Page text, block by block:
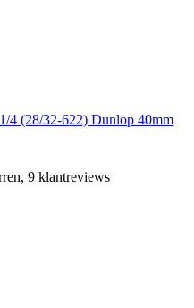
4 (28/32-622) Dunlop 40mm
9 klantreviews